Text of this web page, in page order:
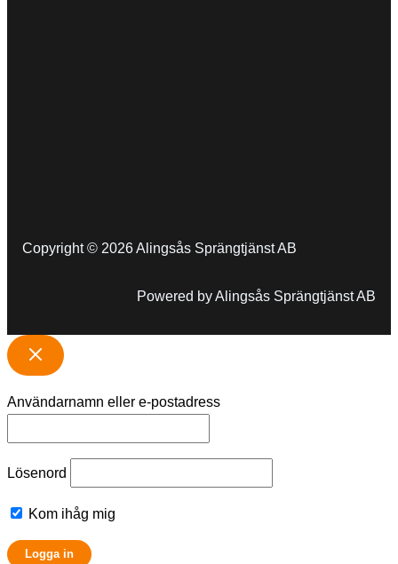
Copyright © 2026 Alingsås Sprängtjänst AB
Powered by Alingsås Sprängtjänst AB
Användarnamn eller e-postadress
Lösenord
Kom ihåg mig